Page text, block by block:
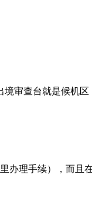
查台就是候机
理手续），而且